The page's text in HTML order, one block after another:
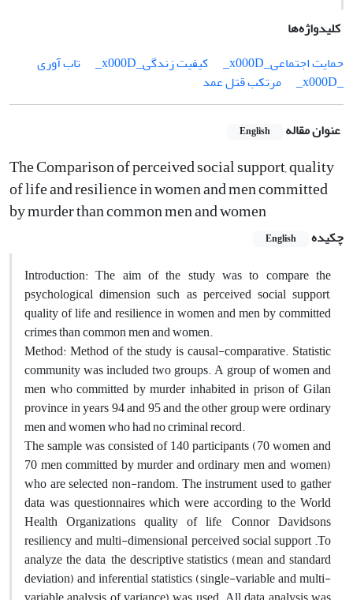
کلیدواژه‌ها
حمایت اجتماعی_x000D_
کیفیت زندگی_x000D_
تاب آوری
_x000D_
مرتکب قتل عمد
عنوان مقاله English
The Comparison of perceived social support, quality
of life and resilience in women and men committed
by murder than common men and women
چکیده English
Introduction: The aim of the study was to compare the
psychological dimension such as perceived social support,
quality of life and resilience in women and men by committed
crimes than common men and women.
Method: Method of the study is causal-comparative. Statistic
community was included two groups. A group of women and
men who committed by murder inhabited in prison of Gilan
province in years 94 and 95 and the other group were ordinary
men and women who had no criminal record.
The sample was consisted of 140 participants (70 women and
70 men committed by murder and ordinary men and women)
who are selected non-random. The instrument used to gather
data was questionnaires which were according to the World
Health Organizations quality of life, Connor Davidsons
resiliency and multi-dimensional perceived social support .To
analyze the data, the descriptive statistics (mean and standard
deviation) and inferential statistics (single-variable and multi-